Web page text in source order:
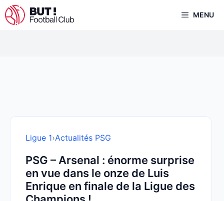
Aller
au
MENU
Ligue 1›Actualités PSG
PSG – Arsenal : énorme surprise
en vue dans le onze de Luis
Enrique en finale de la Ligue des